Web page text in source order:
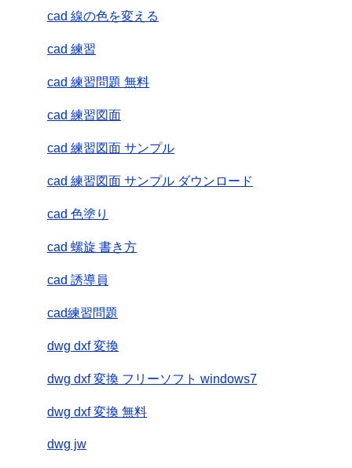
cad 線の色を変える
cad 練習
cad 練習問題 無料
cad 練習図面
cad 練習図面 サンプル
cad 練習図面 サンプル ダウンロード
cad 色塗り
cad 螺旋 書き方
cad 誘導員
cad練習問題
dwg dxf 変換
dwg dxf 変換 フリーソフト windows7
dwg dxf 変換 無料
dwg jw